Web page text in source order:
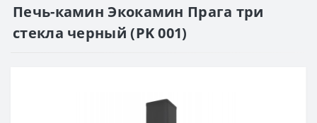
Печь-камин Экокамин Прага три
стекла черный (PK 001)